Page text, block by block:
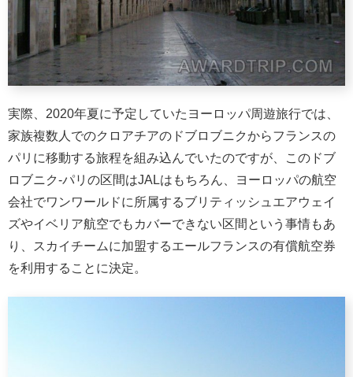
実際、2020年夏に予定していたヨーロッパ周遊旅行では、
家族複数人でのクロアチアのドブロブニクからフランスの
パリに移動する旅程を組み込んでいたのですが、このドブ
ロブニク-パリの区間はJALはもちろん、ヨーロッパの航空
会社でワンワールドに所属するブリティッシュエアウェイ
ズやイベリア航空でもカバーできない区間という事情もあ
り、スカイチームに加盟するエールフランスの有償航空券
を利用することに決定。